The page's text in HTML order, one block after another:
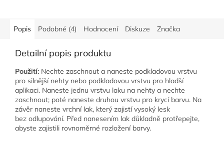
Popis Podobné (4) Hodnocení Diskuze Značka
Detailní popis produktu
Použití: Nechte zaschnout a naneste podkladovou vrstvu
pro silnější nehty nebo podkladovou vrstvu pro hladší
aplikaci. Naneste jednu vrstvu laku na nehty a nechte
zaschnout; poté naneste druhou vrstvu pro krycí barvu. Na
závěr naneste vrchní lak, který zajistí vysoký lesk
bez odlupování. Před nanesením lak důkladně protřepejte,
abyste zajistili rovnoměrné rozložení barvy.